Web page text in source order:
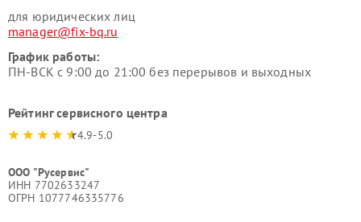
для юридических лиц
manager@fix-bq.ru
График работы:
ПН-ВСК с 9:00 до 21:00 без перерывов и выходных
Рейтинг сервисного центра
4.9-5.0
ООО "Русервис"
ИНН 7702633247
ОГРН 1077746335776